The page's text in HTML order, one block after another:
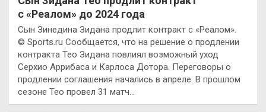
с «Реалом» до 2024 года
Сын Зинедина Зидана продлит контракт с «Реалом».
© Sports.ru Сообщается, что на решение о продлении
контракта Тео Зидана повлиял возможный уход
Серхио Аррибаса и Карлоса Дотора. Переговоры о
продлении соглашения начались в апреле. В прошлом
сезоне Тео провел 31 матч…